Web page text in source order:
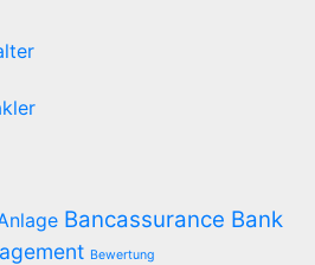
Bancassurance Bank
Bewertung